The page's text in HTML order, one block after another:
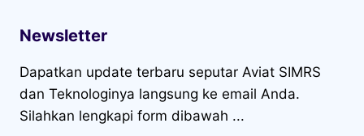
Newsletter
Dapatkan update terbaru seputar Aviat SIMRS
dan Teknologinya langsung ke email Anda.
Silahkan lengkapi form dibawah ...